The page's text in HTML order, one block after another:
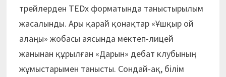
трейлерден TEDx форматында таныстырылым
жасалынды. Ары қарай қонақтар «Ұшқыр ой
алаңы» жобасы аясында мектеп-лицей
жанынан құрылған «Дарын» дебат клубының
жұмыстарымен танысты. Сондай-ақ, білім